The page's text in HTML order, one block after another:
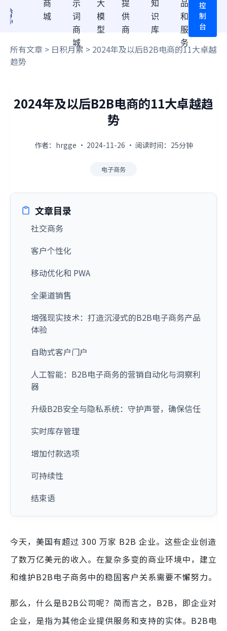
商
城
示
词
商
城
大
模
型
提
供
商
知
识
库
品
和
服
务
控
制
台
所有文章 > 日积月累 > 2024年及以后B2B电商的11大卓越
趋势
2024年及以后B2B电商的11大卓越趋
势
作者：hrgge · 2024-11-26 · 阅读时间：25分钟
电子商务
文章目录
社交商务
客户个性化
移动优化和 PWA
全渠道销售
增强现实技术：打造沉浸式的B2B电子商务产品
体验
自助式客户门户
人工智能：B2B电子商务的营销自动化与洞察利
器
升级B2B安全与隐私系统：守护声誉，确保信任
实时库存管理
增加付款选项
可持续性
结束语
今天，美国有超过 300 万家 B2B 企业。这些企业创造
了数万亿美元的收入。在复杂多变的商业环境中，建立
和维护B2B电子商务中的稳固客户关系需要不懈努力。
那么，什么是B2B公司呢？简而言之，B2B，即企业对
企业，是指为其他企业提供服务和支持的实体。B2B电